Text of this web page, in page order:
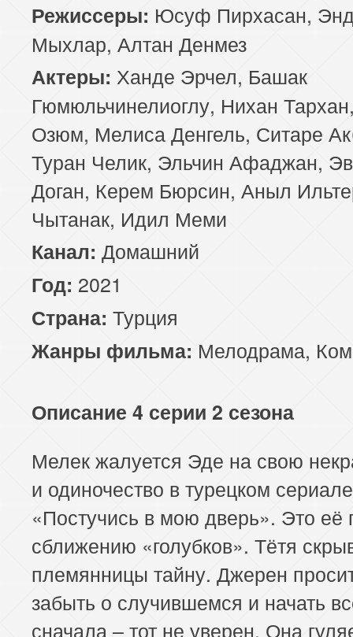
Режиссеры: Юсуф Пирхасан,
Мыхлар, Алтан Денмез
Актеры: Ханде Эрчел, Башак
Гюмюльчинелиоглу, Нихан
Озюм, Мелиса Денгель, Ситаре
Туран Челик, Эльчин Афаджан,
Доган, Керем Бюрсин, Аныл
Чытанак, Идил Меми
Канал: Домашний
Год: 2021
Страна: Турция
Жанры фильма: Мелодрама,
Описание 4 серии 2 сезона
Мелек жалуется Эде на свою
и одиночество в турецком сериале
«Постучись в мою дверь». Это её
сближению «голубков». Тётя
племянницы тайну. Джерен
забыть о случившемся и начать
сначала – тот не уверен. Она